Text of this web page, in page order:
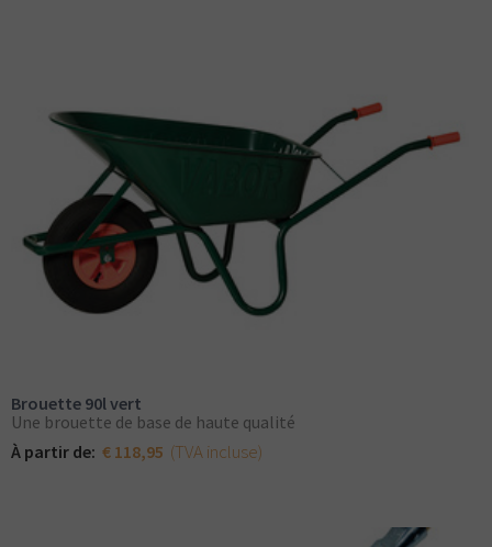
Brouette 90l vert
Une brouette de base de haute qualité
À partir de: € 118,95 (TVA incluse)